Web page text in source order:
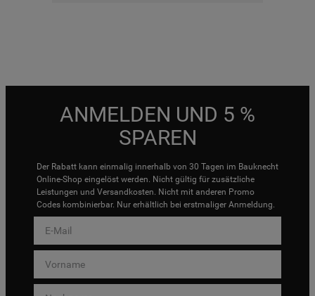
ANMELDEN UND 5 %
SPAREN
Der Rabatt kann einmalig innerhalb von 30 Tagen im Bauknecht
Online-Shop eingelöst werden. Nicht gültig für zusätzliche
Leistungen und Versandkosten. Nicht mit anderen Promo
Codes kombinierbar. Nur erhältlich bei erstmaliger Anmeldung.